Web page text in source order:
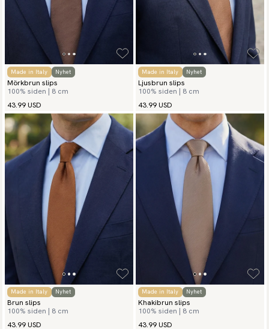
Made in Italy Nyhet
Mörkbrun slips
100% siden | 8 cm
43.99 USD
Made in Italy Nyhet
Ljusbrun slips
100% siden | 8 cm
43.99 USD
Made in Italy Nyhet
Brun slips
100% siden | 8 cm
43.99 USD
Made in Italy Nyhet
Khakibrun slips
100% siden | 8 cm
43.99 USD